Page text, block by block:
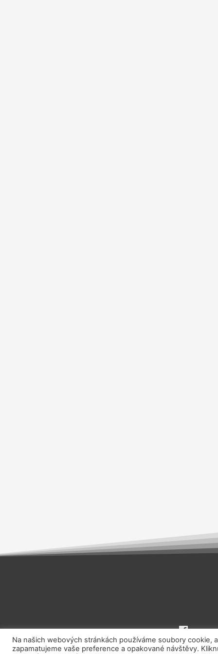
Na našich webových stránkách používáme soubory
zapamatujeme vaše preference a opakované návštěvy.